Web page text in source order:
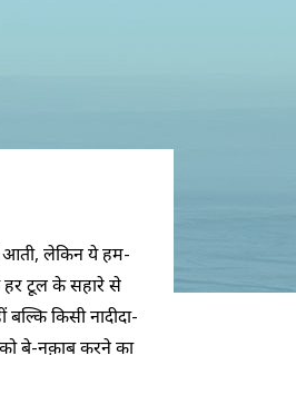
आती, लेकिन ये हम-
हर टूल के सहारे से
किसी नादीदा-
बे-नक़ाब करने का